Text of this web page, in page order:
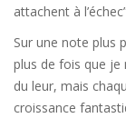
attachent à
Sur une note plus
plus de fois que je
du leur, mais
croissance